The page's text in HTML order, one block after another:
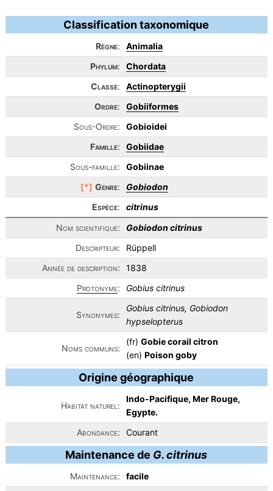
Classification taxonomique
Règne:
Animalia
Phylum:
Chordata
Classe:
Actinopterygii
Ordre:
Gobiiformes
Sous-Ordre:
Gobioidei
Famille:
Gobiidae
Sous-famille:
Gobiinae
[*] Genre:
Gobiodon
Espèce:
citrinus
Nom scientifique:
Gobiodon citrinus
Descripteur:
Rüppell
Année de description:
1838
Protonyme: Gobius citrinus
Synonymes:
Gobius citrinus, Gobiodon
hypselopterus
Noms communs:
(fr) Gobie corail citron
(en) Poison goby
Origine géographique
Habitat naturel:
Indo-Pacifique, Mer Rouge,
Egypte.
Abondance:
Courant
Maintenance de G. citrinus
Maintenance: facile